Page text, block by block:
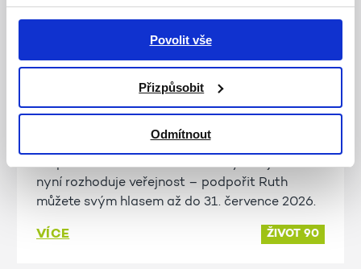
Povolit vše
Přizpůsobit
Odmítnout
Ředitelka ŽIVOTa 90 Ruth Šormová
byla nominována na Beauty of Help
nominována na prestižní ocenění Beauty of
Help Award 2026. O držiteli Ceny veřejnosti
nyní rozhoduje veřejnost – podpořit Ruth
můžete svým hlasem až do 31. července 2026.
VÍCE ŽIVOT 90